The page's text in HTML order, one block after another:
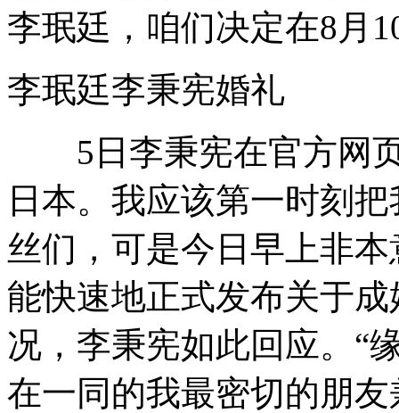
李珉廷，咱们决定在8月
李珉廷李秉宪婚礼
5日李秉宪在官方网页
日本。我应该第一时刻
丝们，可是今日早上非
能快速地正式发布关于
况，李秉宪如此回应。“
在一同的我最密切的朋